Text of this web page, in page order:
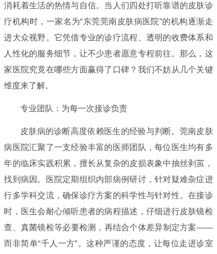
消耗着生活的热情与自信。当人们四处打听靠谱的皮肤诊
疗机构时，一家名为“东莞莞南皮肤病医院”的机构逐渐走
进大众视野。它凭借专业的诊疗流程、透明的收费体系和
人性化的服务细节，让不少患者愿意专程前往。那么，这
家医院究竟在哪些方面赢得了口碑？我们不妨从几个关键
维度来了解。
专业团队：为每一次接诊负责
皮肤病的诊断高度依赖医生的经验与判断。莞南皮肤
病医院汇聚了一支经验丰富的医师团队，每位医生均有多
年的临床实践积累，擅长从复杂的皮损表象中抽丝剥茧，
找到病因。医院定期组织内部病例研讨，针对疑难杂症进
行多学科交流，确保诊疗方案的科学性与针对性。在接诊
时，医生会耐心倾听患者的病程描述，仔细进行皮肤镜检
查、真菌镜检等必要检测，再结合个体差异制定方案——
而非简单“千人一方”。这种严谨的态度，让每位走进诊室